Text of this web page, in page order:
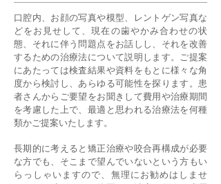
口腔内、お顔の写真や模型、レントゲン写真な
どをお見せして、現在の歯やかみ合わせの状
態、それに伴う問題点をお話しし、それを改善
するための治療法について説明します。ご提案
にあたっては検査結果や資料をもとに様々な角
度から検討し、あらゆる可能性を探ります。患
者さんからご要望をお聞きして費用や治療期間
を考慮した上で、最適と思われる治療法を何種
類かご提案いたします。
長期的に考えると矯正治療や咬合再構成が必要
な方でも、そこまで望んでいないという方もい
らっしゃいますので、無理にお勧めはしませ